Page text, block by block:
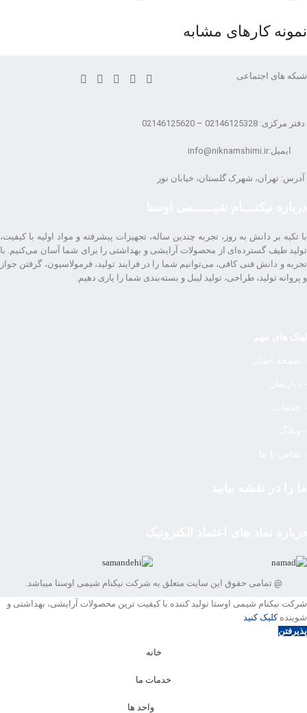
نمونه کارهای مشابه
شبکه های اجتماعی
دفتر مرکزی: 02146125328 – 02146125620
ایمیل:info@niknamshimi.ir
آدرس: تهران، شهرک گلستان، خیابان نور
با تکیه بر دانش به روز، تجربه چندین ساله، تجهیزات پیشرفته و مواد اولیه با کیفیت،
تولید طیف گسترده‌ای از محصولات آرایشی و بهداشتی را برای شما آسان می‌کنیم. با
تجربه و دانش فنی کافی، می‌توانیم شما را در فرایند تولید، فرمولاسیون، گرفتن جواز
و پروانه تولید، طراحی، تولید لیبل و بسته‌بندی شما را یاری دهیم.
@ تمامی حقوق این سایت متعلق به شرکت نیکنام شیمی اوستا میباشد.
شرکت نیکنام شیمی اوستا تولید کننده با کیفیت ترین محصولات آرایشی، بهداشتی و
شویندهکلیک کنید
پذیرفتن
خانه
خدمات ما
واحد ها